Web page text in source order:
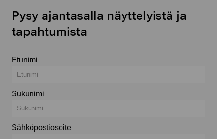
Pysy ajantasalla näyttelyistä ja
tapahtumista
Etunimi
Sukunimi
Sähköpostiosoite